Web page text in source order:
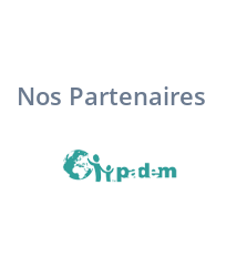
Nos Partenaires